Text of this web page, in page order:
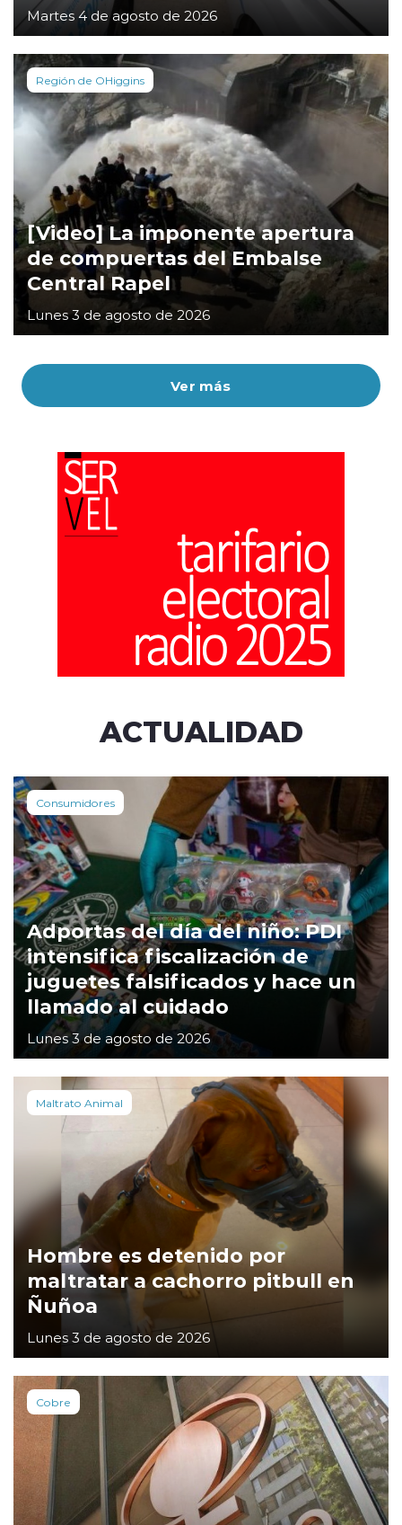
Ver más
Martes 4 de agosto de 2026
Región de OHiggins
[Video] La imponente apertura
de compuertas del Embalse
Central Rapel
Lunes 3 de agosto de 2026
ACTUALIDAD
Consumidores
Adportas del día del niño: PDI
intensifica fiscalización de
juguetes falsificados y hace un
llamado al cuidado
Lunes 3 de agosto de 2026
Maltrato Animal
Hombre es detenido por
maltratar a cachorro pitbull en
Ñuñoa
Lunes 3 de agosto de 2026
Cobre